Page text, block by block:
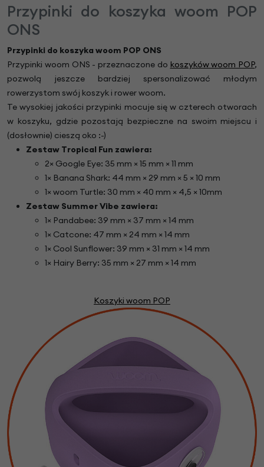
Przypinki do koszyka woom POP
ONS
Przypinki do koszyka woom POP ONS
Przypinki woom ONS - przeznaczone do koszyków woom POP,
pozwolą jeszcze bardziej spersonalizować młodym
rowerzystom swój koszyk i rower woom.
Te wysokiej jakości przypinki mocuje się w czterech otworach
w koszyku, gdzie pozostają bezpieczne na swoim miejscu i
(dosłownie) cieszą oko :-)
Zestaw Tropical Fun zawiera:
2× Google Eye: 35 mm × 15 mm × 11 mm
1× Banana Shark: 44 mm × 29 mm × 5 × 10 mm
1× woom Turtle: 30 mm × 40 mm × 4,5 × 10mm
Zestaw Summer Vibe zawiera:
1× Pandabee: 39 mm × 37 mm × 14 mm
1× Catcone: 47 mm × 24 mm × 14 mm
1× Cool Sunflower: 39 mm × 31 mm × 14 mm
1× Hairy Berry: 35 mm × 27 mm × 14 mm
Koszyki woom POP